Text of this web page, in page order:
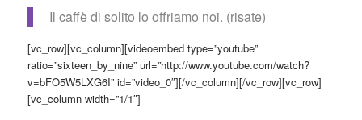
Il caffè di solito lo offriamo noi. (risate)
[vc_row][vc_column][videoembed type=”youtube”
ratio=”sixteen_by_nine” url=”http://www.youtube.com/watch?
v=bFO5W5LXG6I” id=”video_0″][/vc_column][/vc_row][vc_row]
[vc_column width=”1/1″]